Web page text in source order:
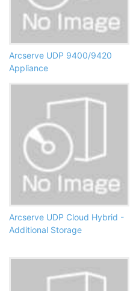
Arcserve UDP 9400/9420
Appliance
Arcserve UDP Cloud Hybrid -
Additional Storage